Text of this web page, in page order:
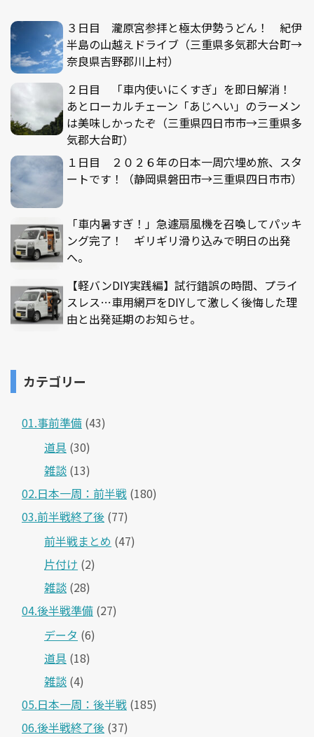
３日目 瀧原宮参拝と極太伊勢うどん！ 紀伊
半島の山越えドライブ（三重県多気郡大台町→
奈良県吉野郡川上村）
２日目 「車内使いにくすぎ」を即日解消！
あとローカルチェーン「あじへい」のラーメン
は美味しかったぞ（三重県四日市市→三重県多
気郡大台町）
１日目 ２０２６年の日本一周穴埋め旅、スタ
ートです！（静岡県磐田市→三重県四日市市）
「車内暑すぎ！」急遽扇風機を召喚してパッキ
ング完了！ ギリギリ滑り込みで明日の出発
へ。
【軽バンDIY実践編】試行錯誤の時間、プライ
スレス…車用網戸をDIYして激しく後悔した理
由と出発延期のお知らせ。
カテゴリー
01.事前準備 (43)
道具 (30)
雑談 (13)
02.日本一周：前半戦 (180)
03.前半戦終了後 (77)
前半戦まとめ (47)
片付け (2)
雑談 (28)
04.後半戦準備 (27)
データ (6)
道具 (18)
雑談 (4)
05.日本一周：後半戦 (185)
06.後半戦終了後 (37)